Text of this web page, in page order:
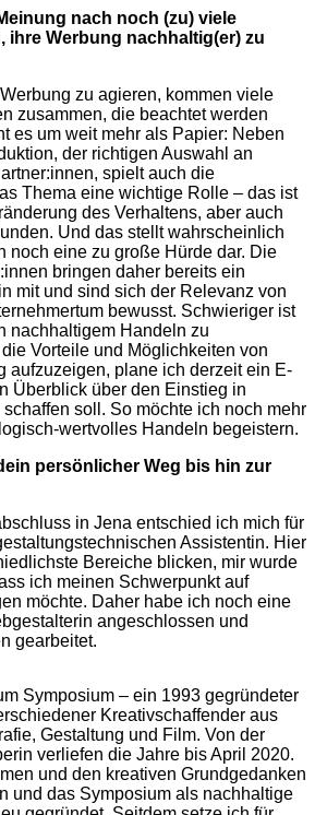
nach noch (zu) viele
ihre Werbung nachhaltig(er) zu
zu agieren, kommen viele
zusammen, die beachtet werden
es um weit mehr als Papier: Neben
der richtigen Auswahl an
spielt auch die
Thema eine wichtige Rolle – das ist
des Verhaltens, aber auch
Und das stellt wahrscheinlich
noch eine zu große Hürde dar. Die
bringen daher bereits ein
mit und sind sich der Relevanz von
bewusst. Schwieriger ist
nachhaltigem Handeln zu
Vorteile und Möglichkeiten von
aufzuzeigen, plane ich derzeit ein E-
Überblick über den Einstieg in
soll. So möchte ich noch mehr
wertvolles Handeln begeistern.
persönlicher Weg bis hin zur
in Jena entschied ich mich für
Assistentin. Hier
Bereiche blicken, mir wurde
ich meinen Schwerpunkt auf
möchte. Daher habe ich noch eine
angeschlossen und
gearbeitet.
Symposium – ein 1993 gegründeter
Kreativschaffender aus
Gestaltung und Film. Von der
verliefen die Jahre bis April 2020.
und den kreativen Grundgedanken
und das Symposium als nachhaltige